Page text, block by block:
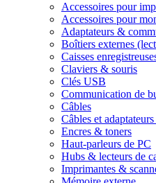
Accessoires pour
Accessoires pour
Adaptateurs &
Boîtiers externes
Caisses
Claviers & souris
Clés USB
Communication de
Câbles
Câbles et
Encres & toners
Haut-parleurs de PC
Hubs & lecteurs de
Imprimantes &